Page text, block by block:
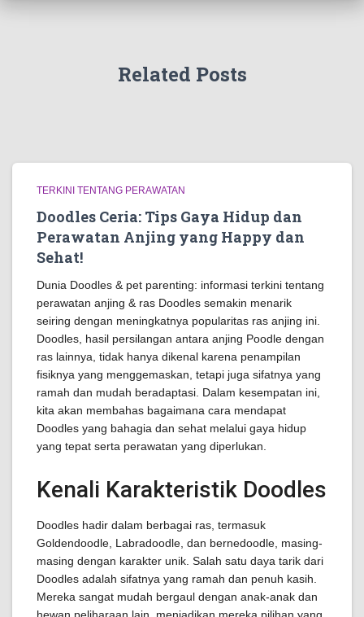
Related Posts
TERKINI TENTANG PERAWATAN
Doodles Ceria: Tips Gaya Hidup dan
Perawatan Anjing yang Happy dan
Sehat!
Dunia Doodles & pet parenting: informasi terkini tentang
perawatan anjing & ras Doodles semakin menarik
seiring dengan meningkatnya popularitas ras anjing ini.
Doodles, hasil persilangan antara anjing Poodle dengan
ras lainnya, tidak hanya dikenal karena penampilan
fisiknya yang menggemaskan, tetapi juga sifatnya yang
ramah dan mudah beradaptasi. Dalam kesempatan ini,
kita akan membahas bagaimana cara mendapat
Doodles yang bahagia dan sehat melalui gaya hidup
yang tepat serta perawatan yang diperlukan.
Kenali Karakteristik Doodles
Doodles hadir dalam berbagai ras, termasuk
Goldendoodle, Labradoodle, dan bernedoodle, masing-
masing dengan karakter unik. Salah satu daya tarik dari
Doodles adalah sifatnya yang ramah dan penuh kasih.
Mereka sangat mudah bergaul dengan anak-anak dan